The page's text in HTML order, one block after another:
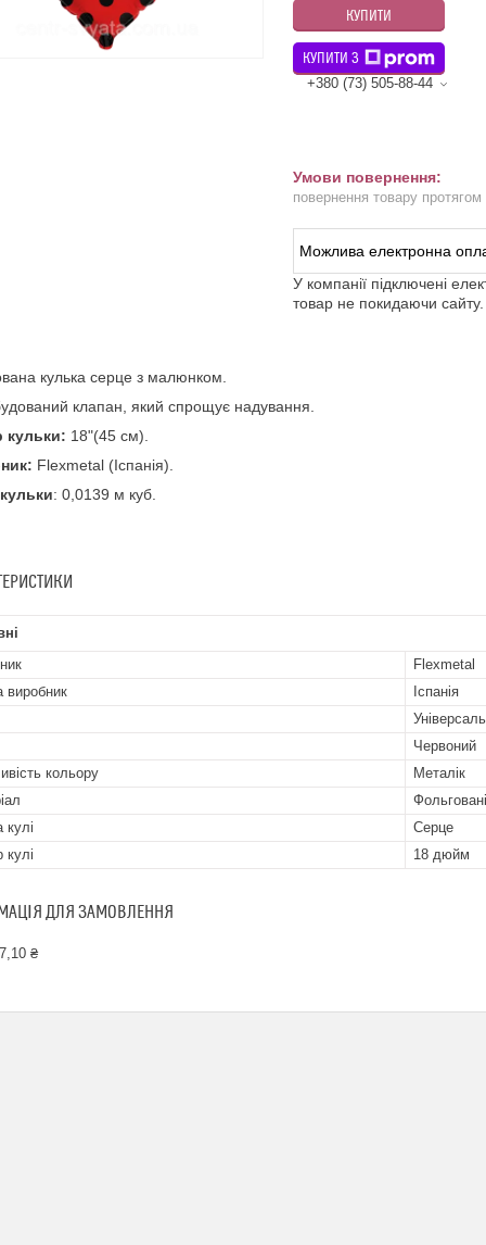
КУПИТИ
КУПИТИ З
+380 (73) 505-88-44
повернення товару
У компанії підключені
товар не покидаючи сайту.
кулька серце з малюнком.
клапан, який спрощує надування.
кульки: 18"(45 см).
Flexmetal (Іспанія).
: 0,0139 м куб.
Flexmetal
виробник
Іспанія
Червоний
кольору
Металік
Фольговані
Серце
кулі
18 дюйм
ДЛЯ ЗАМОВЛЕННЯ
₴